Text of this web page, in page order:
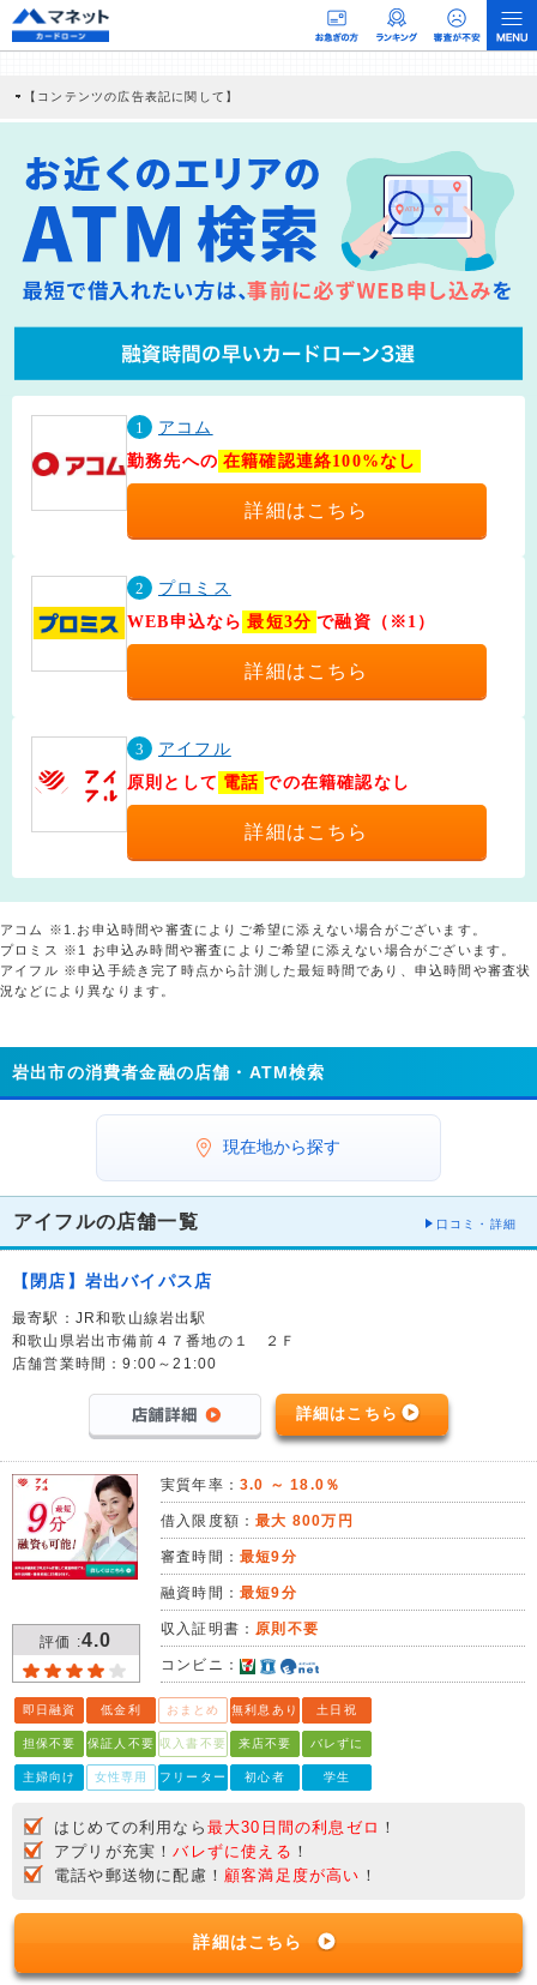
【コンテンツの広告表記に関して】
社に対して企業から紹介報酬が支払われるという収益モデルです。 ただし、特定の
商品を根拠なくPRするものではなく、当編集部の調査／ユーザーへの口コミ収集な
どに基づき、公平性を担保した情報提供を行っています。
>提携企業一覧
1
アコム
勤務先への 在籍確認連絡100%なし
詳細はこちら
2
プロミス
WEB申込なら 最短3分 で融資（※1）
詳細はこちら
3
アイフル
原則として 電話 での在籍確認なし
詳細はこちら
アコム ※1.お申込時間や審査によりご希望に添えない場合がございます。
プロミス ※1 お申込み時間や審査によりご希望に添えない場合がございます。
アイフル ※申込手続き完了時点から計測した最短時間であり、申込時間や審査状
況などにより異なります。
岩出市の消費者金融の店舗・ATM検索
現在地から探す
アイフルの店舗一覧 口コミ・詳細
【閉店】岩出バイパス店
最寄駅：JR和歌山線岩出駅
和歌山県岩出市備前４７番地の１ ２Ｆ
店舗営業時間：9:00～21:00
詳細はこちら
評価 :4.0
実質年率： 3.0 ～ 18.0％
借入限度額：最大 800万円
審査時間： 最短9分
融資時間： 最短9分
収入証明書： 原則不要
コンビニ：
即日融資 低金利 おまとめ 無利息あり 土日祝
担保不要 保証人不要 収入書不要 来店不要 バレずに
主婦向け 女性専用 フリーター 初心者 学生
はじめての利用なら 最大30日間の利息ゼロ ！
アプリが充実！バレずに使える ！
電話や郵送物に配慮！ 顧客満足度が高い ！
詳細はこちら